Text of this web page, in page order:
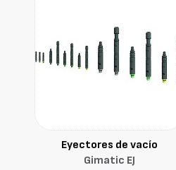
Eyectores de vacío
Gimatic EJ